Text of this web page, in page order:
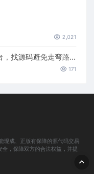
2,021
找源码避免走弯路。
171
现成、正版有保障的源代码交易
，保障双方的合法权益，并提